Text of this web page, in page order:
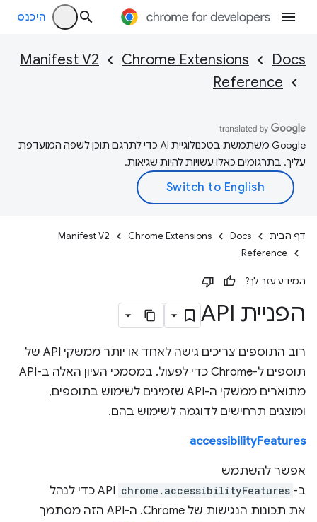
היכנס
Docs
Chrome Extensions
Manifest V2
Reference
‫Google משתמשת בטכנולוגיית AI כדי לתרגם תוכן לשפה המועדפת
עליך. בתרגומים כאלו עשויות להיות שגיאות.
דף הבית Docs
Chrome Extensions
Manifest V2
Reference
המידע עזר לך?
הפניית API
רוב התוספים צריכים גישה לאחד או יותר ממשקי API של
תוספים ל-Chrome כדי לפעול. במסמכי העיון האלה ב-API
מתוארים ממשקי ה-API שזמינים לשימוש בתוספים,
ומוצגים תרחישים לדוגמה לשימוש בהם.
accessibilityFeatures
אפשר להשתמש
ב- chrome.accessibilityFeatures
API כדי לנהל
את תכונות הנגישות של Chrome. ה-API הזה מסתמך